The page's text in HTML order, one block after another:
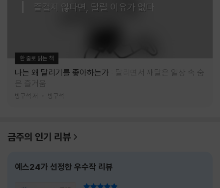
즐겁지 않다면, 달릴 이유가 없다
한 줄로 읽는 책
나는 왜 달리기를 좋아하는가
달리면서 깨달은 일상 속 숨
은 즐거움
방구석 저 방구석
금주의 인기 리뷰
예스24가 선정한 우수작 리뷰